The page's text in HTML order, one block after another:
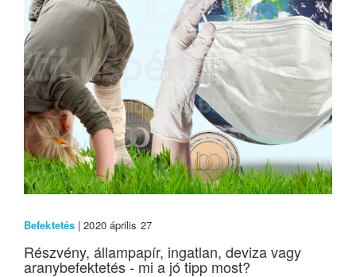
Befektetés | 2020 április 27
Részvény, állampapír, ingatlan, deviza vagy
aranybefektetés - mi a jó tipp most?